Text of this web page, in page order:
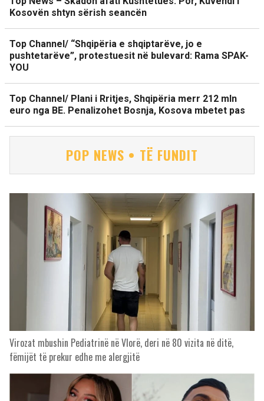
Kosovën shtyn sërish seancën
Top Channel/ “Shqipëria e shqiptarëve, jo e
pushtetarëve”, protestuesit në bulevard: Rama SPAK-
YOU
Top Channel/ Plani i Rritjes, Shqipëria merr 212 mln
euro nga BE. Penalizohet Bosnja, Kosova mbetet pas
POP NEWS • TË FUNDIT
Virozat mbushin Pediatrinë në Vlorë, deri në 80 vizita në ditë,
fëmijët të prekur edhe me alergjitë